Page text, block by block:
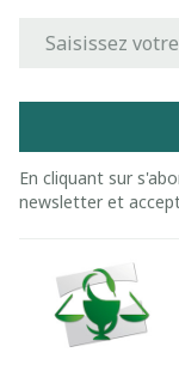
En cliquant sur
newsletter et